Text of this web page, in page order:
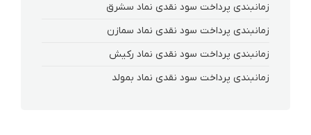
زمانبندی پرداخت سود نقدی نماد سشرق
زمانبندی پرداخت سود نقدی نماد سمازن
زمانبندی پرداخت سود نقدی نماد رکیش
زمانبندی پرداخت سود نقدی نماد بمولد